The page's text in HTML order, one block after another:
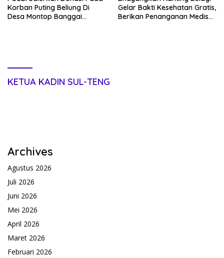
Korban Puting Beliung Di
Desa Montop Banggai
Gelar Bakti Kesehatan Gratis,
Berikan Penanganan Medis
KETUA KADIN SUL-TENG
Archives
Agustus 2026
Juli 2026
Juni 2026
Mei 2026
April 2026
Maret 2026
Februari 2026